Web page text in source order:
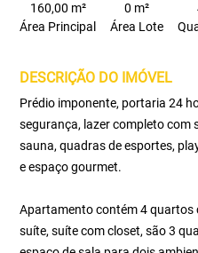
160,00 m²
Área Principal
0 m²
Área Lote
DESCRIÇÃO DO IMÓVEL
Prédio imponente, portaria 24
segurança, lazer completo com
sauna, quadras de esportes,
e espaço gourmet.
Apartamento contém 4 quartos
suíte, suíte com closet, são 3